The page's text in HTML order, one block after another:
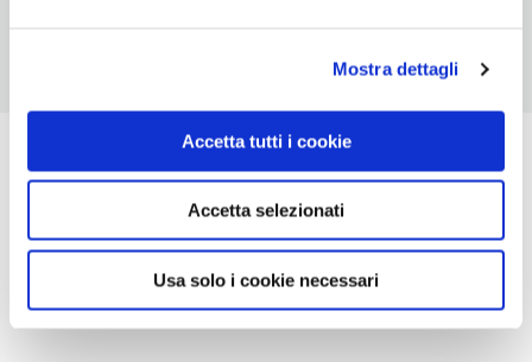
Mostra dettagli
Accetta tutti i cookie
Accetta selezionati
Usa solo i cookie necessari